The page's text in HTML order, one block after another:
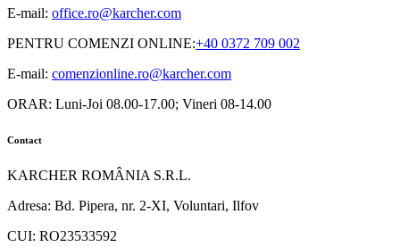
E-mail: office.ro@karcher.com
PENTRU COMENZI ONLINE:+40 0372 709 002
E-mail: comenzionline.ro@karcher.com
ORAR: Luni-Joi 08.00-17.00; Vineri 08-14.00
Contact
KARCHER ROMÂNIA S.R.L.
Adresa: Bd. Pipera, nr. 2-XI, Voluntari, Ilfov
CUI: RO23533592